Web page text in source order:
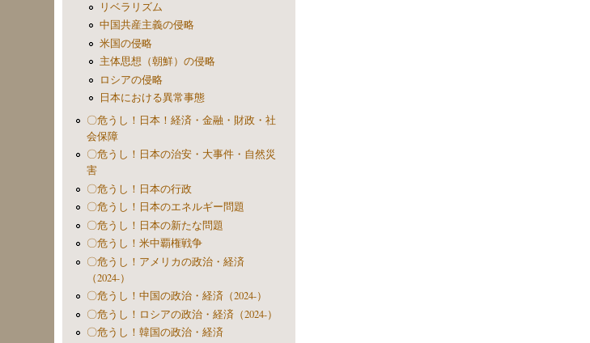
リベラリズム
中国共産主義の侵略
米国の侵略
主体思想（朝鮮）の侵略
ロシアの侵略
日本における異常事態
〇危うし！日本！経済・金融・財政・社
会保障
〇危うし！日本の治安・大事件・自然災
害
〇危うし！日本の行政
〇危うし！日本のエネルギー問題
〇危うし！日本の新たな問題
〇危うし！米中覇権戦争
〇危うし！アメリカの政治・経済
（2024-）
〇危うし！中国の政治・経済（2024-）
〇危うし！ロシアの政治・経済（2024-）
〇危うし！韓国の政治・経済